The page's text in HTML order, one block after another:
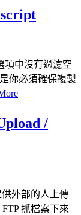
項中沒有過濾空
你必須確保複製
/
供外部的人上傳
抓檔案下來